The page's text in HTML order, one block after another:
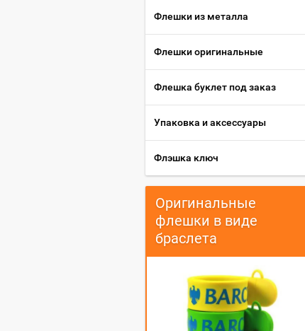
Флешки из металла
Флешки оригинальные
Флешка буклет под заказ
Упаковка и аксессуары
Флэшка ключ
Оригинальные
флешки в виде
браслета